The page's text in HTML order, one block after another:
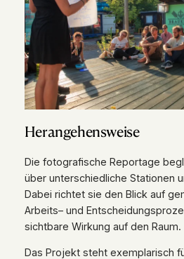
Herangehensweise
Die fotografische Reportage
über unterschiedliche Stationen
Dabei richtet sie den Blick auf
Arbeits– und
sichtbare Wirkung auf den Raum.
Das Projekt steht exemplarisch